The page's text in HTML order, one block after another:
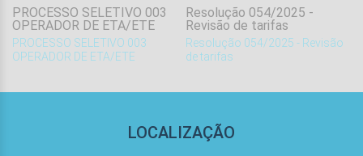
PROCESSO SELETIVO 003
OPERADOR DE ETA/ETE
PROCESSO SELETIVO 003
OPERADOR DE ETA/ETE
Resolução 054/2025 -
Revisão de tarifas
Resolução 054/2025 - Revisão
de tarifas
LOCALIZAÇÃO